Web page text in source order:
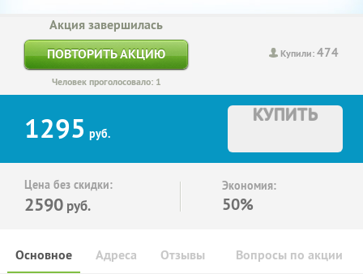
Купили:474
Акция завершилась
ПОВТОРИТЬ АКЦИЮ
Человек проголосовало: 1
1295 руб.
КУПИТЬ
Цена без скидки:
2590 руб.
Экономия:
50%
Основное Отзывы Вопросы по акции
Адреса